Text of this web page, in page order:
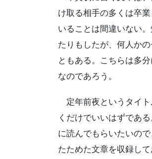
け取る相手の多くは卒
いることは間違いない
たりもしたが、何人か
ともある。こちらは多
なのであろう。
定年前夜というタイト
くだけでいいはずであ
に読んでもらいたいの
たためた文章を収録し